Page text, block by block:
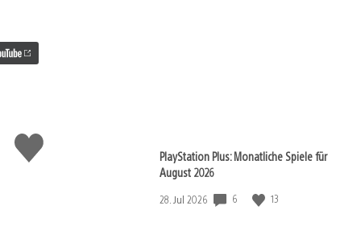
Gefällt
mir
PlayStation Plus: Monatliche Spiele für
August 2026
Veröffentlichungsdatum:
28. Jul 2026 6 13